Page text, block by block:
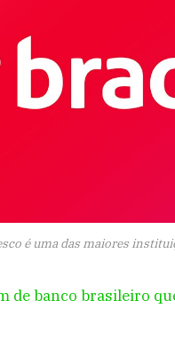
é uma das maiores
de banco brasileiro